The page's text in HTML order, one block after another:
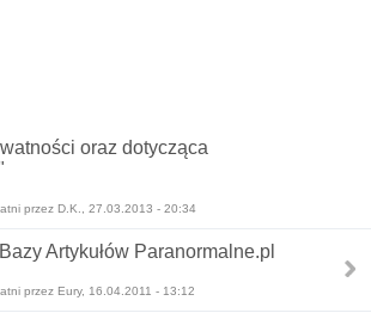
oraz dotycząca
przez D.K., 27.03.2013 - 20:34
Artykułów Paranormalne.pl
przez Eury, 16.04.2011 - 13:12